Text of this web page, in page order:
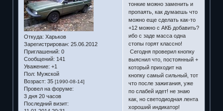
Откуда: Харьков
Зарегистрирован: 25.06.2012
Приглашений: 0
Сообщений: 141
Уважение: +1
Пол: Мужской
Возраст: 35 [1990-08-14]
Провел на форуме:
3 дня 20 часов
Последний визит:
тонкие можно заменить и
пропаять, как думаешь что
можно еще сделать как-то
+12 можно с АКБ добавить?
ибо с заде масса одна
стопы горят классно!
Сегодня проверил кнопку
выяснил что, постоянный +
который приходит на
кнопку самый сильный, тот
что после зажигания, уже
по слабей идет! не знаю
как, но светодиодная лента
хороший индикатор!